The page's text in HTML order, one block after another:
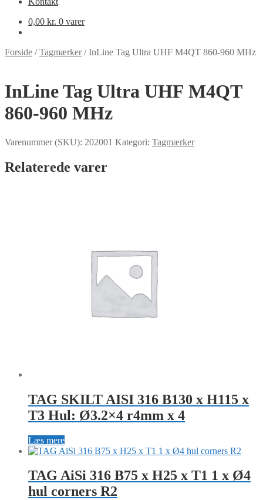
0,00 kr. 0 varer
Forside /Tagmærker/InLine Tag Ultra UHF M4QT 860-960 MHz
InLine Tag Ultra UHF M4QT
860-960 MHz
Varenummer (SKU): 202001 Kategori: Tagmærker
Relaterede varer
TAG SKILT AISI 316 B130 x H115 x
T3 Hul: Ø3.2×4 r4mm x 4
Læs mere
TAG AiSi 316 B75 x H25 x T1 1 x Ø4
hul corners R2